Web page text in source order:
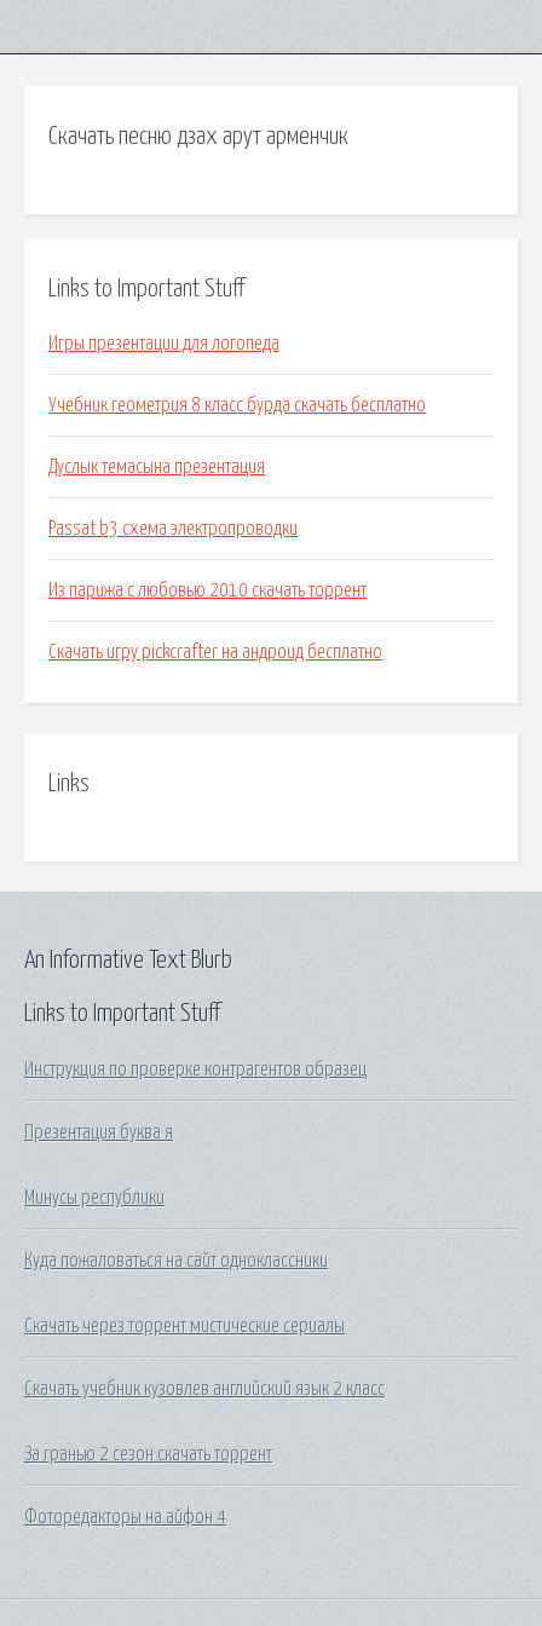
Скачать песню дзах арут арменчик
Links to Important Stuff
Игры презентации для логопеда
Учебник геометрия 8 класс бурда скачать бесплатно
Дуслык темасына презентация
Passat b3 схема электропроводки
Из парижа с любовью 2010 скачать торрент
Скачать игру pickcrafter на андроид бесплатно
Links
Links to Important Stuff
Инструкция по проверке контрагентов образец
Презентация буква я
Минусы республики
Куда пожаловаться на сайт одноклассники
Скачать через торрент мистические сериалы
Скачать учебник кузовлев английский язык 2 класс
За гранью 2 сезон скачать торрент
Фоторедакторы на айфон 4
An Informative Text Blurb